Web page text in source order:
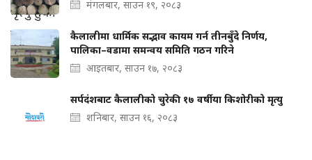
मंगलबार, साउन १९, २०८३
कैलालीमा धार्मिक सद्भाव कायम गर्न तीनबुँदे निर्णय,
पालिका–वडामा समन्वय समिति गठन गरिने
आइतबार, साउन १७, २०८३
सर्पदंशबाट कैलालीको चुरेकी १७ वर्षीया किशोरीको मृत्यु
शनिबार, साउन १६, २०८३